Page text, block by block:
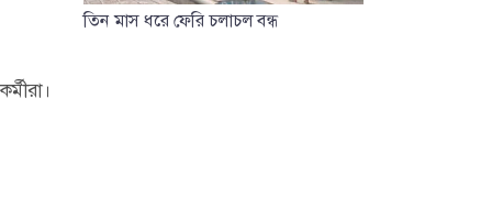
তিন মাস ধরে ফে‌রি চলাচল বন্ধ